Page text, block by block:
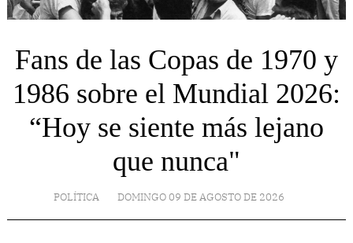
Fans de las Copas de 1970 y
1986 sobre el Mundial 2026:
“Hoy se siente más lejano
que nunca"
POLÍTICA DOMINGO 09 DE AGOSTO DE 2026